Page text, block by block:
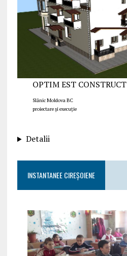
OPTIM EST CONSTRUCT
Slănic Moldova BC
proiectare și execuție
Detalii
INSTANTANEE CIREȘOIENE